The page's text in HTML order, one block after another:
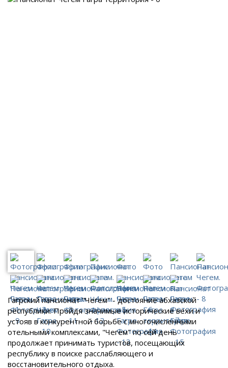
Гагрский пансионат "Чегем" - достояние абхазской
республики. Пройдя значимые исторические вехи и
устояв в конкурентной борьбе с многочисленными
отельными комплексами, "Чегем" по сей день
продолжает принимать туристов, посещающих
республику в поиске расслабляющего и
восстановительного отдыха.